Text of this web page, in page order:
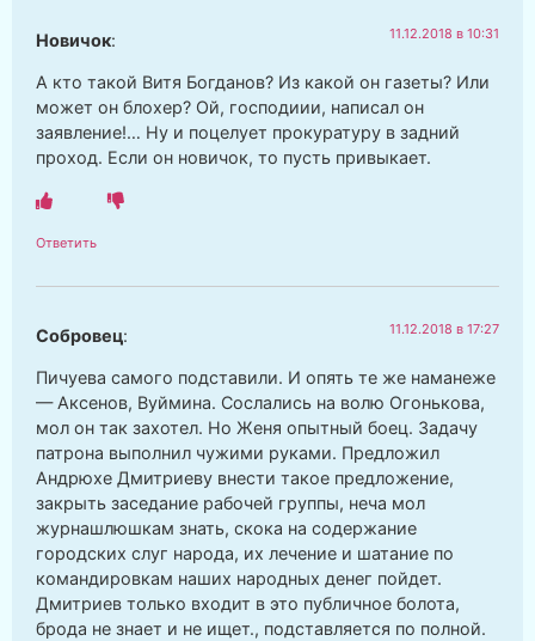
Новичок: 11.12.2018 в 10:31
А кто такой Витя Богданов? Из какой он газеты? Или
может он блохер? Ой, господиии, написал он
заявление!… Ну и поцелует прокуратуру в задний
проход. Если он новичок, то пусть привыкает.
Ответить
Собровец: 11.12.2018 в 17:27
Пичуева самого подставили. И опять те же наманеже
— Аксенов, Вуймина. Сослались на волю Огонькова,
мол он так захотел. Но Женя опытный боец. Задачу
патрона выполнил чужими руками. Предложил
Андрюхе Дмитриеву внести такое предложение,
закрыть заседание рабочей группы, неча мол
журнашлюшкам знать, скока на содержание
городских слуг народа, их лечение и шатание по
командировкам наших народных денег пойдет.
Дмитриев только входит в это публичное болота,
брода не знает и не ищет., подставляется по полной.